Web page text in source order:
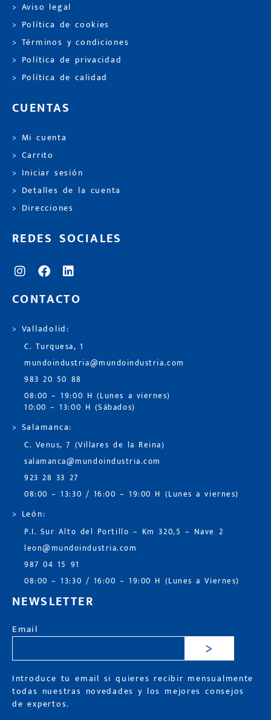
> Aviso legal
> Política de cookies
> Términos y condiciones
> Política de privacidad
> Política de calidad
CUENTAS
> Mi cuenta
> Carrito
> Iniciar sesión
> Detalles de la cuenta
> Direcciones
REDES SOCIALES
CONTACTO
> Valladolid:
C. Turquesa, 1
mundoindustria@mundoindustria.com
983 20 50 88
08:00 – 19:00 H (Lunes a viernes)
10:00 – 13:00 H (Sábados)
> Salamanca:
C. Venus, 7 (Villares de la Reina)
salamanca@mundoindustria.com
923 28 33 27
08:00 – 13:30 / 16:00 – 19:00 H (Lunes a viernes)
> León:
P.I. Sur Alto del Portillo – Km 320,5 – Nave 2
leon@mundoindustria.com
987 04 15 91
08:00 – 13:30 / 16:00 – 19:00 H (Lunes a Viernes)
NEWSLETTER
Email
>
Introduce tu email si quieres recibir mensualmente
todas nuestras novedades y los mejores consejos
de expertos.